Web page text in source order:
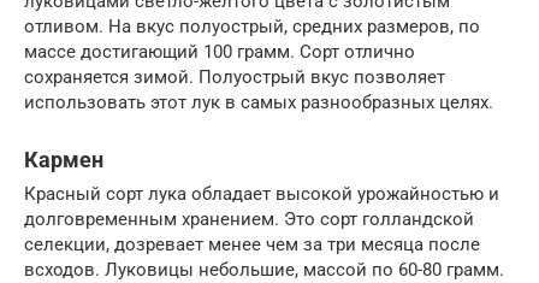
отливом. На вкус полуострый, средних размеров, по
массе достигающий 100 грамм. Сорт отлично
сохраняется зимой. Полуострый вкус позволяет
использовать этот лук в самых разнообразных целях.
Кармен
Красный сорт лука обладает высокой урожайностью и
долговременным хранением. Это сорт голландской
селекции, дозревает менее чем за три месяца после
всходов. Луковицы небольшие, массой по 60-80 грамм.